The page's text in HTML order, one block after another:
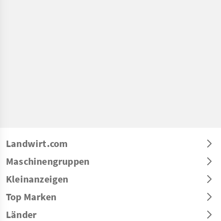
Landwirt.com
Maschinengruppen
Kleinanzeigen
Top Marken
Länder